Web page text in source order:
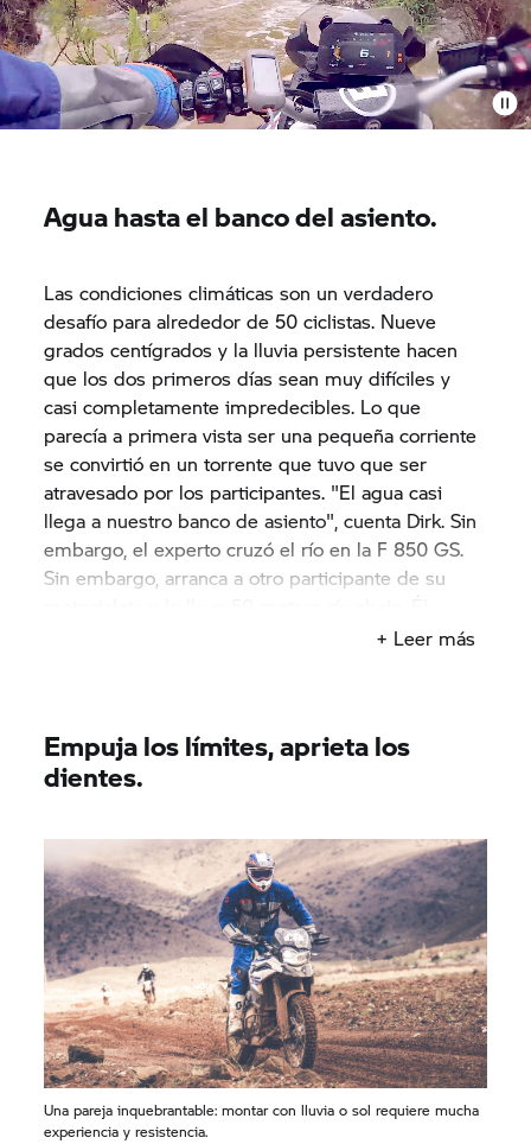
Agua hasta el banco del asiento.
Las condiciones climáticas son un verdadero
desafío para alrededor de 50 ciclistas. Nueve
grados centígrados y la lluvia persistente hacen
que los dos primeros días sean muy difíciles y
casi completamente impredecibles. Lo que
parecía a primera vista ser una pequeña corriente
se convirtió en un torrente que tuvo que ser
atravesado por los participantes. "El agua casi
llega a nuestro banco de asiento", cuenta Dirk. Sin
embargo, el experto cruzó el río en la F 850 GS.
Sin embargo, arranca a otro participante de su
escapa físicamente ileso, aunque bastante+ Leer más
Empuja los límites, aprieta los
dientes.
Una pareja inquebrantable: montar con lluvia o sol requiere mucha
experiencia y resistencia.